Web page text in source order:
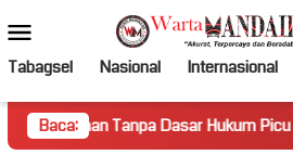
ke
kontenMobile
Tabagsel Nasional Internasional
Baca:
Tanpa Dasar Hukum Picu Keresahan